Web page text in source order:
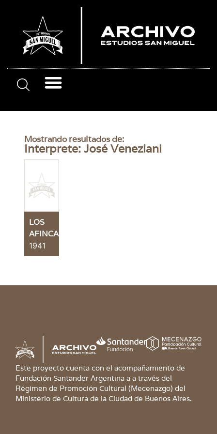
Mostrando resultados de:
Interprete: José Veneziani
LOS
AFINCAOS
1941
Este proyecto cuenta con el acompañamiento de
Fundación Santander Argentina a a través del
Régimen de Promoción Cultural (Mecenazgo) del
Ministerio de Cultura de la Ciudad de Buenos Aires.